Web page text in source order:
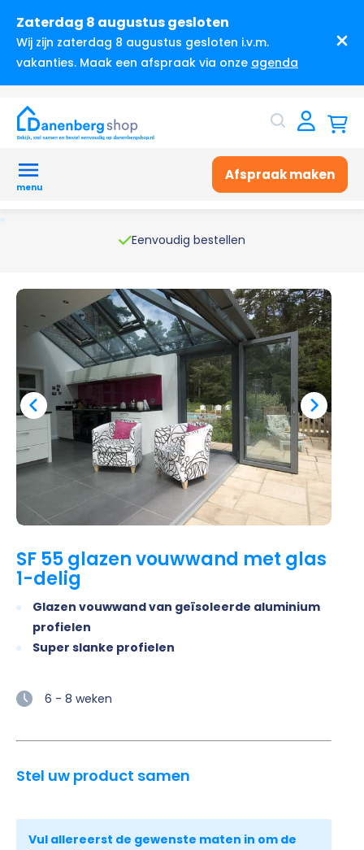
Zaterdag 8 augustus gesloten
Wij zijn zaterdag 8 augustus gesloten i.v.m.
vakanties. Maak een afspraak via onze agenda
menu
Afspraak maken
Eenvoudig bestellen
SF 55 glazen vouwwand met glas
1-delig
Glazen vouwwand van geïsoleerde aluminium
profielen
Super slanke profielen
6 - 8 weken
Stel uw product samen